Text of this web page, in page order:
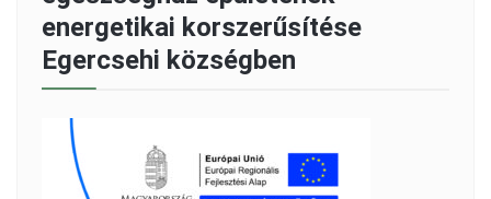
energetikai korszerűsítése
Egercsehi községben